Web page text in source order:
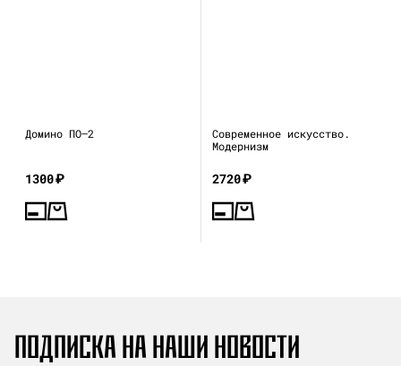
Домино ПО—2
1300₽
Современное искусство.
Модернизм
2720₽
ПОДПИСКА НА НАШИ НОВОСТИ